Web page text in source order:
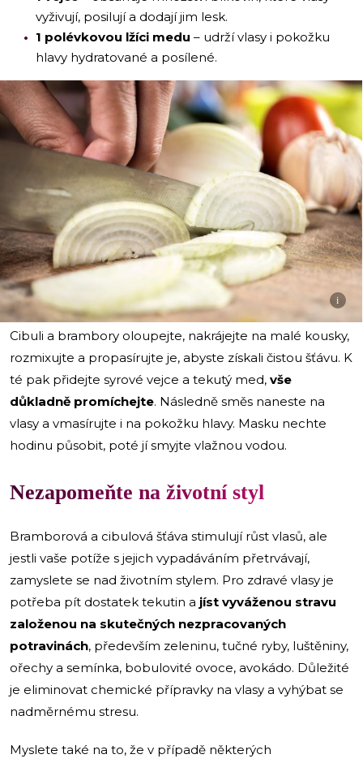
vyživují, posilují a dodají jim lesk.
1 polévkovou lžíci medu – udrží vlasy i pokožku
hlavy hydratované a posílené.
i
Cibuli a brambory oloupejte, nakrájejte na malé kousky,
rozmixujte a propasírujte je, abyste získali čistou šťávu. K
té pak přidejte syrové vejce a tekutý med, vše
důkladně promíchejte. Následně směs naneste na
vlasy a vmasírujte i na pokožku hlavy. Masku nechte
hodinu působit, poté jí smyjte vlažnou vodou.
Nezapomeňte na životní styl
Bramborová a cibulová šťáva stimulují růst vlasů, ale
jestli vaše potíže s jejich vypadáváním přetrvávají,
zamyslete se nad životním stylem. Pro zdravé vlasy je
potřeba pít dostatek tekutin a jíst vyváženou stravu
založenou na skutečných nezpracovaných
potravinách, především zeleninu, tučné ryby, luštěniny,
ořechy a semínka, bobulovité ovoce, avokádo. Důležité
je eliminovat chemické přípravky na vlasy a vyhýbat se
nadměrnému stresu.
Myslete také na to, že v případě některých